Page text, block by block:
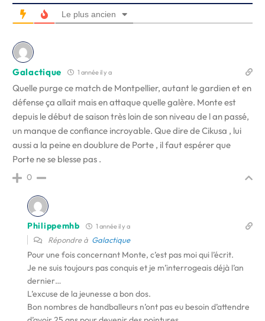
Le plus ancien
Galactique 1 année il y a
Quelle purge ce match de Montpellier, autant le gardien et en
défense ça allait mais en attaque quelle galère. Monte est
depuis le début de saison très loin de son niveau de l an passé,
un manque de confiance incroyable. Que dire de Cikusa , lui
aussi a la peine en doublure de Porte , il faut espérer que
Porte ne se blesse pas .
0
Philippemhb 1 année il y a
Répondre à Galactique
Pour une fois concernant Monte, c’est pas moi qui l’écrit.
Je ne suis toujours pas conquis et je m’interrogeais déjà l’an
dernier…
L’excuse de la jeunesse a bon dos.
Bon nombres de handballeurs n’ont pas eu besoin d’attendre